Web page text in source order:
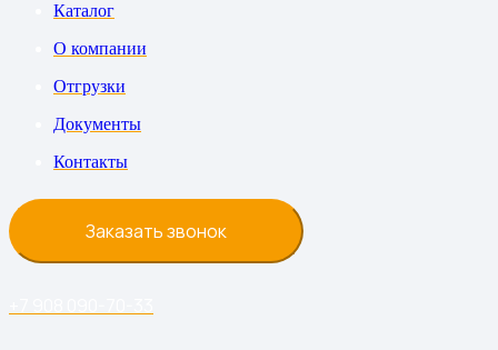
Каталог
О компании
Отгрузки
Документы
Контакты
Заказать звонок